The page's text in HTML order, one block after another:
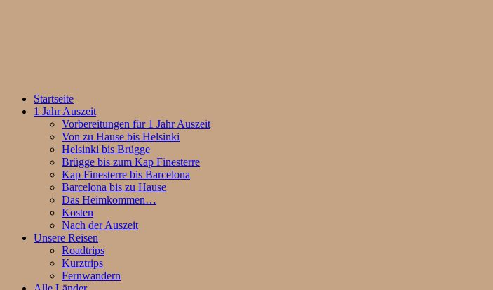
Startseite
1 Jahr Auszeit
Vorbereitungen für 1 Jahr Auszeit
Von zu Hause bis Helsinki
Helsinki bis Brügge
Brügge bis zum Kap Finesterre
Kap Finesterre bis Barcelona
Barcelona bis zu Hause
Das Heimkommen…
Kosten
Nach der Auszeit
Unsere Reisen
Roadtrips
Kurztrips
Fernwandern